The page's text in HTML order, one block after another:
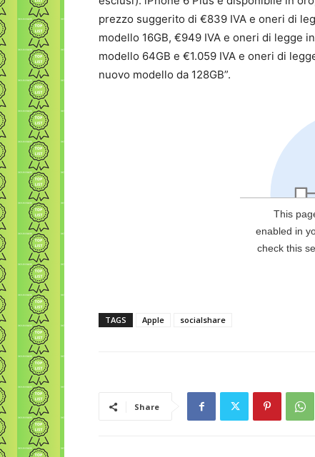
prezzo suggerito di €839 IVA e oneri di
modello 16GB, €949 IVA e oneri di legge
modello 64GB e €1.059 IVA e oneri di
nuovo modello da 128GB”.
TAGS Apple socialshare
Share